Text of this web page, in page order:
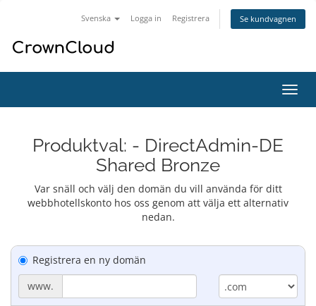
Svenska Logga in Registrera Se kundvagnen
Växla
Produktval: - DirectAdmin-DE
Shared Bronze
Var snäll och välj den domän du vill använda för ditt
webbhotellskonto hos oss genom att välja ett alternativ
nedan.
Registrera en ny domän
www.